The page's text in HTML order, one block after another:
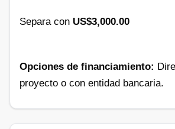
Separa con US$3,000.00
Opciones de financiamiento:
proyecto o con entidad bancaria.